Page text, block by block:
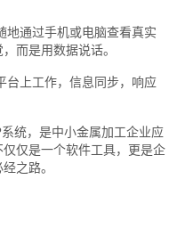
通过手机或电脑查看真实
而是用数据说话。
上工作，信息同步，响应
统，是中小金属加工企业应
仅是一个软件工具，更是企
之路。